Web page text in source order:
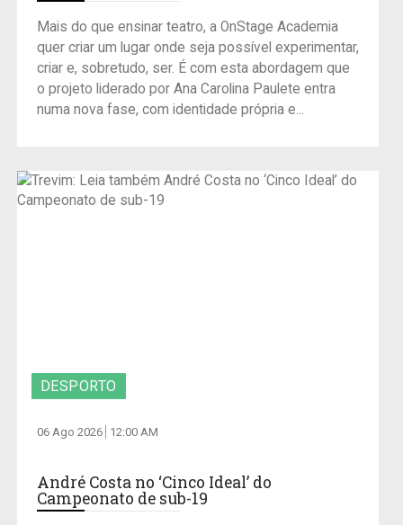
Mais do que ensinar teatro, a OnStage Academia
quer criar um lugar onde seja possível experimentar,
criar e, sobretudo, ser. É com esta abordagem que
o projeto liderado por Ana Carolina Paulete entra
numa nova fase, com identidade própria e...
DESPORTO
06 Ago 2026 12:00 AM
André Costa no ‘Cinco Ideal’ do
Campeonato de sub-19